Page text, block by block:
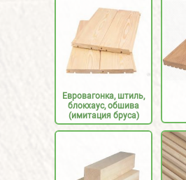
Евровагонка, штиль,
блокхаус, обшива
(имитация бруса)